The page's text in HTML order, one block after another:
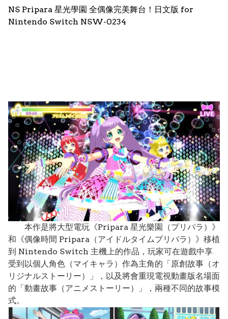
NS Pripara 星光學園 全偶像完美舞台！日文版 for
Nintendo Switch NSW-0234
本作是將大型電玩《Pripara 星光樂園（プリパラ）》
和《偶像時間 Pripara（アイドルタイムプリパラ）》移植
到 Nintendo Switch 主機上的作品，玩家可在遊戲中享
受到以個人角色（マイキャラ）作為主角的「原創故事（オ
リジナルストーリー）」，以及將會重現電視動畫版名場面
的「動畫故事（アニメストーリー）」，兩種不同的故事模
式。